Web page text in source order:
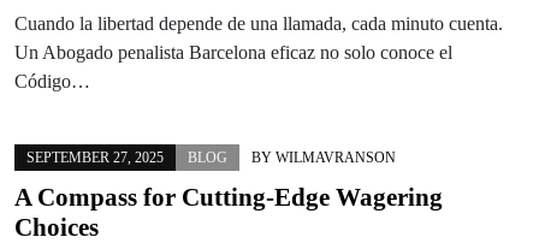
Cuando la libertad depende de una llamada, cada minuto cuenta.
Un Abogado penalista Barcelona eficaz no solo conoce el
Código…
SEPTEMBER 27, 2025 BLOG BY WILMAVRANSON
A Compass for Cutting-Edge Wagering
Choices